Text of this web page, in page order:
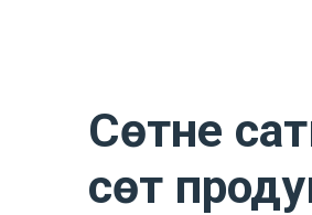
Сөтне
сөт